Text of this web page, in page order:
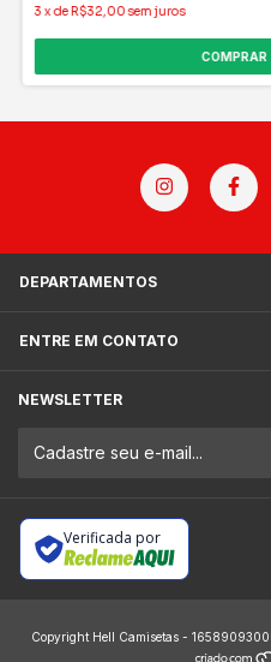
3 xdeR$32,00 sem juros
COMPRAR
DEPARTAMENTOS
ENTRE EM CONTATO
NEWSLETTER
Verificada por
Copyright Hell Camisetas -